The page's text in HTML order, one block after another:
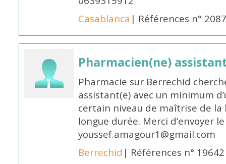
Casablanca | Références n°
Pharmacien(ne)
Pharmacie sur Berrechid
assistant(e) avec un minimum
certain niveau de maîtrise de
longue durée. Merci d’envoyer
youssef.amagour1@gmail.com
Berrechid | Références n° 19642